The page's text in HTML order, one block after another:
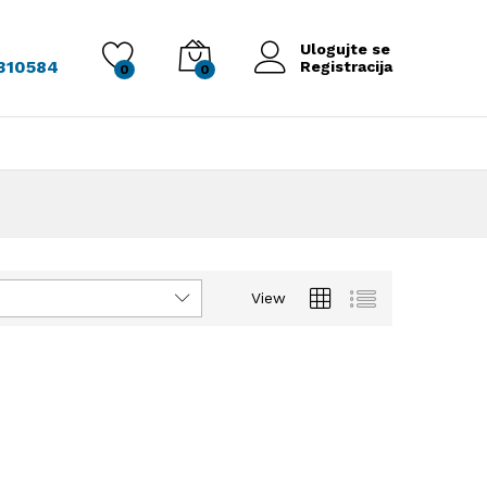
0 0
Ulogujte se
Registracija
View